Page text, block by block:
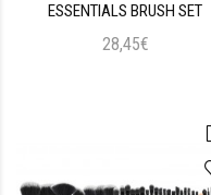
ESSENTIALS BRUSH SET
28,45€